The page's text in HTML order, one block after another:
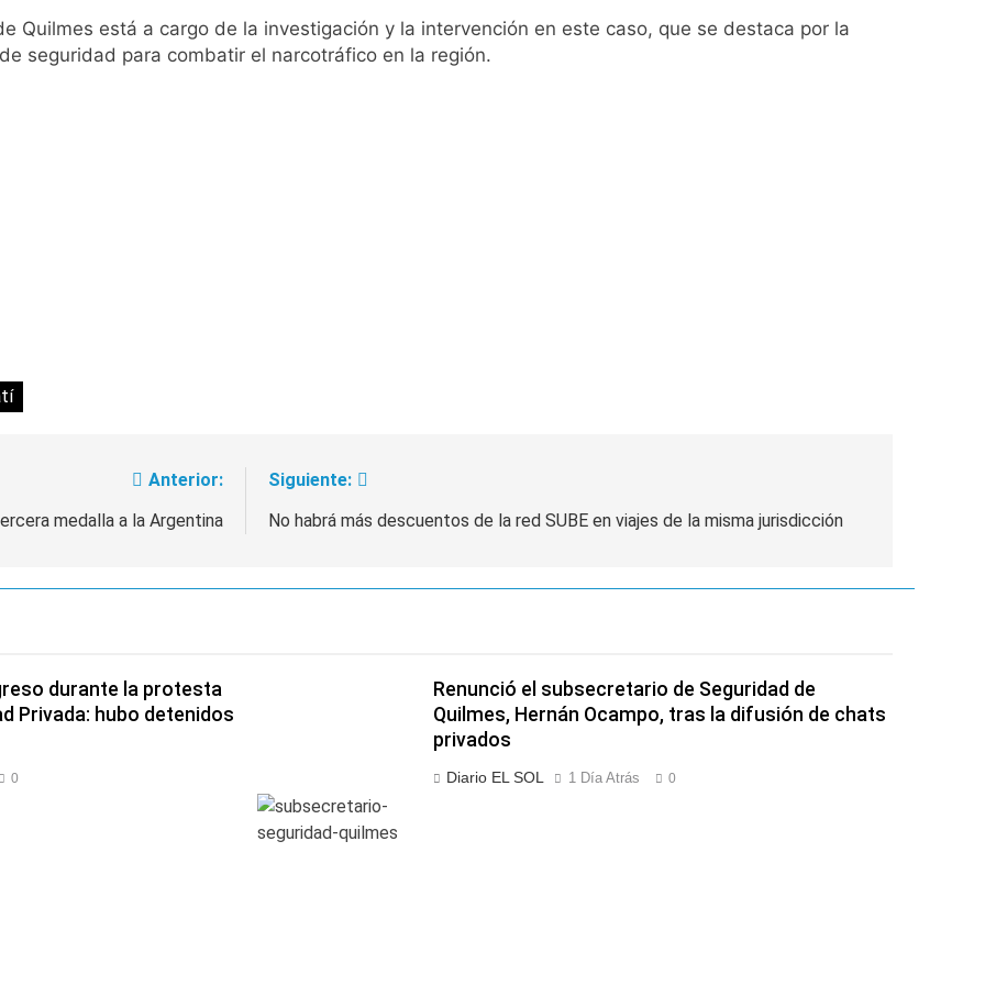
del AMBA: cuándo dejará de llover y llega una ola de frío con mínimas cercanas a 1°C
consiguió la mayoría y rechazó el pedido del peronismo de girar el proyecto a comisión
Quilmes está a cargo de la investigación y la intervención en este caso, que se destaca por la
seguridad para combatir el narcotráfico en la región.
Anterior:
medalla a la Argentina
Siguiente:
No habrá más descuentos de la red SUBE en viajes de la misma jurisdicción
durante la protesta
Privada: hubo detenidos
0
Renunció el subsecretario de Seguridad de
Quilmes, Hernán Ocampo, tras la difusión de chats
privados
Diario EL SOL 1 Día Atrás 0